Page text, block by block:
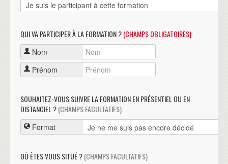
QUI VA PARTICIPER À LA FORMATION ?(CHAMPS OBLIGATOIRES)
Nom
Prénom
SOUHAITEZ-VOUS SUIVRE LA FORMATION EN PRÉSENTIEL OU EN
DISTANCIEL ?(CHAMPS FACULTATIFS)
Format
OÙ ÊTES VOUS SITUÉ ?(CHAMPS FACULTATIFS)